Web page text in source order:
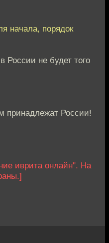
начала, порядок
России не будет того
принадлежат России!
иврита онлайн". На